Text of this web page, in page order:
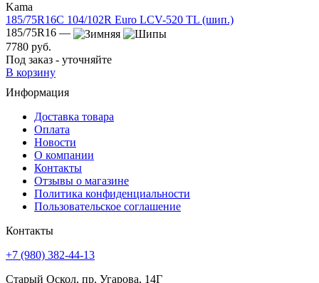
Kama
185/75R16C 104/102R Euro LCV-520 TL (шип.)
185/75R16 —
7780 руб.
Под заказ - уточняйте
В корзину
Информация
Доставка товара
Оплата
Новости
О компании
Контакты
Отзывы о магазине
Политика конфиденциальности
Пользовательское соглашение
Контакты
+7 (980) 382-44-13
Старый Оскол, пр. Угарова, 14Г